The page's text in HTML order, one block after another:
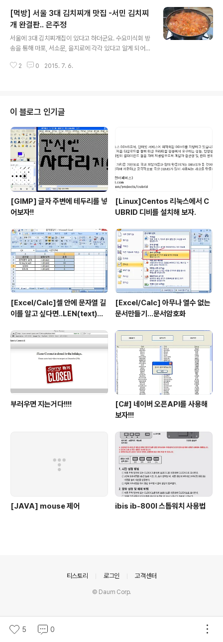
에서 구입했습니다. 나머지는 있는거로 대충... [해산물 육
수] 건표고버섯 4개, 다시마 2장, 멸치 1줌, 가쓰오부시 2
줌 [닭 육수] 치킨스톡 (큐브) 1/4조각, 물 150ml (예전에
함박스테이크 만들때 사둔게 있네요.. 홍대 함박스테이크)
[메인재료] 1인기준 닭다리살 160g, 닭가슴살 40g, 밥 1
인분, 맛술 4T, 일본간장 2T, 설탕 2꼬집, 양파 1/6개, 달..
[먹방] 서울 3대 김치찌개 맛집 -서민 김치찌
개 완결판.. 은주정
서울에 3대 김치찌개집이 있다고 하더군요. 수요미식회 방
송을 통해 마포, 서소문, 을지로에 각각 있다고 알게 되어
정"에 가게 되어 소개합니다. 저도 처음 찾아가는 길이다보
니다. 방문시간은 12시 전에 가야 한다는 친구의 조언으로
일찍 들어 갔습니다. 점심시간 전이라 아직 한산했습니다
만 12시가 되자 바로 빈자리가 없이 꽉 차더군요. 3인분을
주문 하자 바로 나왔습니다. 역시 소문대로 찌개의 양이 대
단했습니다. 거기에 쌈채소가 보너스로 나오네요.. 음식 가
격이 1인분에 7000원이었..
2 0 2015. 7. 6.
이 블로그 인기글
[GIMP] 글자 주변에 테두리를 넣
어보자!!
[Linux]Centos 리눅스에서 C
UBRID 디비를 설치해 보자.
[Excel/Calc]셀 안에 문자열 길
이를 알고 싶다면..LEN(text)함
[Excel/Calc] 아무나 열수 없는
문서만들기...문서암호화
부러우면 지는거다!!!!
[C#] 네이버 오픈API를 사용해
보자!!!
[JAVA] mouse 제어 ibis ib-800l 스톱워치 사용법
5 0
티스토리 로그인 고객센터
© Daum Corp.